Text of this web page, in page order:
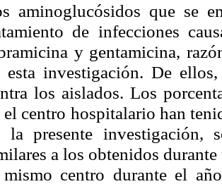
aminoglucósidos que se
de infecciones
y gentamicina,
esta investigación. De
los aislados. Los
el centro hospitalario han
la presente investigación,
a los obtenidos
centro durante el